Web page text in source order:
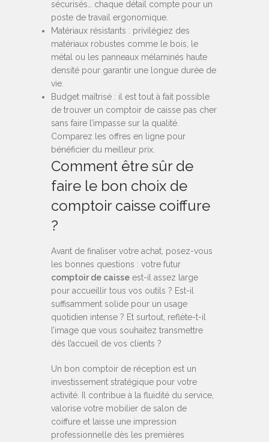
sécurisés… chaque détail compte pour un
poste de travail ergonomique.
Matériaux résistants : privilégiez des
matériaux robustes comme le bois, le
métal ou les panneaux mélaminés haute
densité pour garantir une longue durée de
vie.
Budget maîtrisé : il est tout à fait possible
de trouver un comptoir de caisse pas cher
sans faire l’impasse sur la qualité.
Comparez les offres en ligne pour
bénéficier du meilleur prix.
Comment être sûr de
faire le bon choix de
comptoir caisse coiffure
?
Avant de finaliser votre achat, posez-vous
les bonnes questions : votre futur
comptoir de caisse est-il assez large
pour accueillir tous vos outils ? Est-il
suffisamment solide pour un usage
quotidien intense ? Et surtout, reflète-t-il
l’image que vous souhaitez transmettre
dès l’accueil de vos clients ?
Un bon comptoir de réception est un
investissement stratégique pour votre
activité. Il contribue à la fluidité du service,
valorise votre mobilier de salon de
coiffure et laisse une impression
professionnelle dès les premières